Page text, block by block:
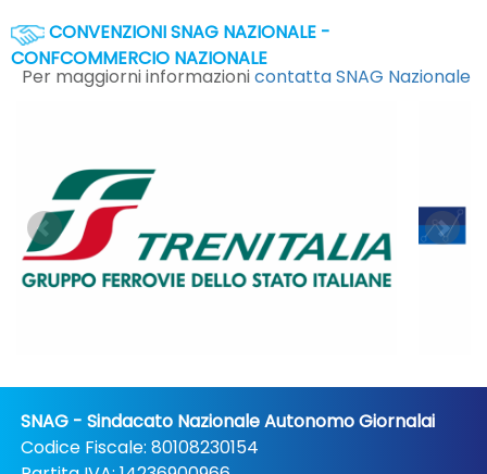
CONVENZIONI SNAG NAZIONALE -
CONFCOMMERCIO NAZIONALE
Per maggiorni informazionicontatta SNAG Nazionale
SNAG - Sindacato Nazionale Autonomo Giornalai
Codice Fiscale: 80108230154